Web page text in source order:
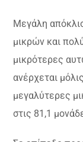
Μεγάλη
μικρών και
μικρότερες
ανέρχεται
μεγαλύτερες
στις 81,1